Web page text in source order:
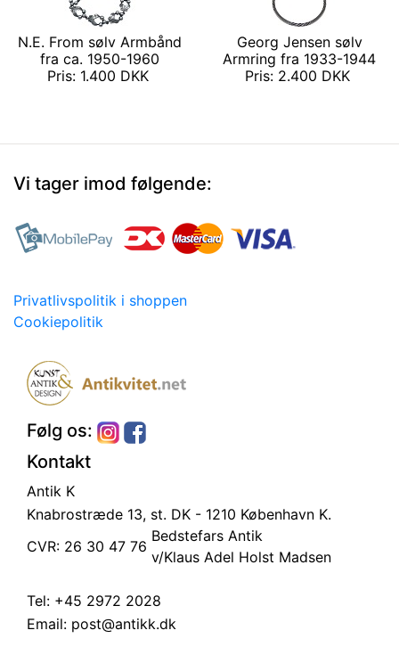
N.E. From sølv Armbånd
fra ca. 1950-1960
Pris: 1.400 DKK
Georg Jensen sølv
Armring fra 1933-1944
Pris: 2.400 DKK
Vi tager imod følgende:
Privatlivspolitik i shoppen
Cookiepolitik
Følg os:
Kontakt
Antik K
Knabrostræde 13, st. DK - 1210 København K.
CVR: 26 30 47 76
Bedstefars Antik
v/Klaus Adel Holst Madsen
Tel: +45 2972 2028
Email: post@antikk.dk